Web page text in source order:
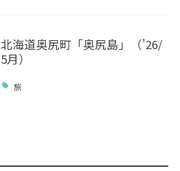
北海道奥尻町「奥尻島」（’26/
5月）
旅